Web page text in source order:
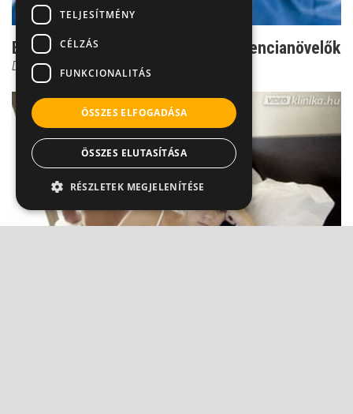
Erekciófüggőség - addikció és potencianövelők
Dr. Török Alexander
TELJESÍTMÉNY
CÉLZÁS
FUNKCIONALITÁS
ÖSSZES ELFOGADÁSA
ÖSSZES ELUTASÍTÁSA
RÉSZLETEK MEGJELENÍTÉSE